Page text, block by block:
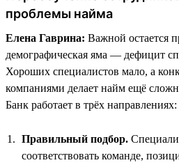
проблемы найма
Елена Гаврина: Важной остается
демографическая яма — дефицит
Хороших специалистов мало, а
компаниями делает найм ещё
Банк работает в трёх направлениях:
Правильный подбор.
соответствовать команде,